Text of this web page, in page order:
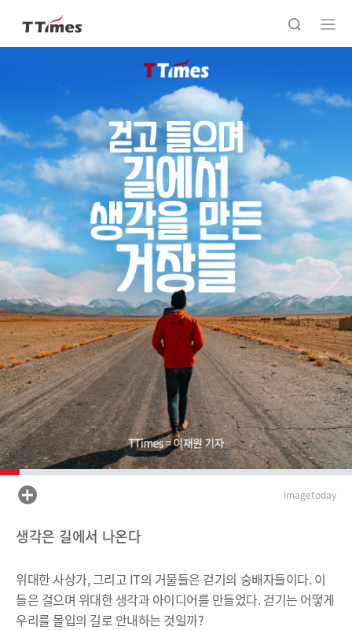
imagetoday
생각은 길에서 나온다
위대한 사상가, 그리고 IT의 거물들은 걷기의 숭배자들이다. 이
들은 걸으며 위대한 생각과 아이디어를 만들었다. 걷기는 어떻게
우리를 몰입의 길로 안내하는 것일까?